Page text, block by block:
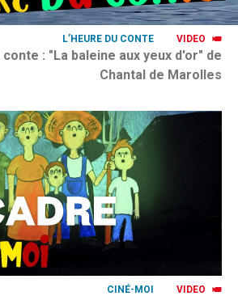
VIDEO
L’HEURE DU CONTE
: "La baleine aux yeux d'or" de
Chantal de Marolles
VIDEO
CINÉ-MOI